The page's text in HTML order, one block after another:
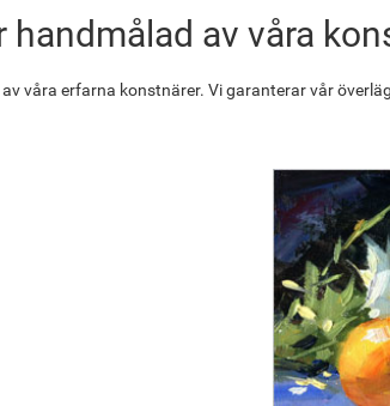
handmålad av våra
våra erfarna konstnärer. Vi garanterar vår